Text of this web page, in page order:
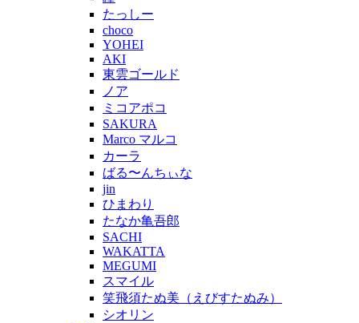
たっしー
choco
YOHEI
AKI
東雲ゴールド
ノア
ミコアポコ
SAKURA
Marco マルコ
カーラ
ばる〜んちぃな
jin
ひまわり
たなか亀吾郎
SACHI
WAKATTA
MEGUMI
スマイル
笑飛須たぬ美（えびすたぬみ）
シオリン